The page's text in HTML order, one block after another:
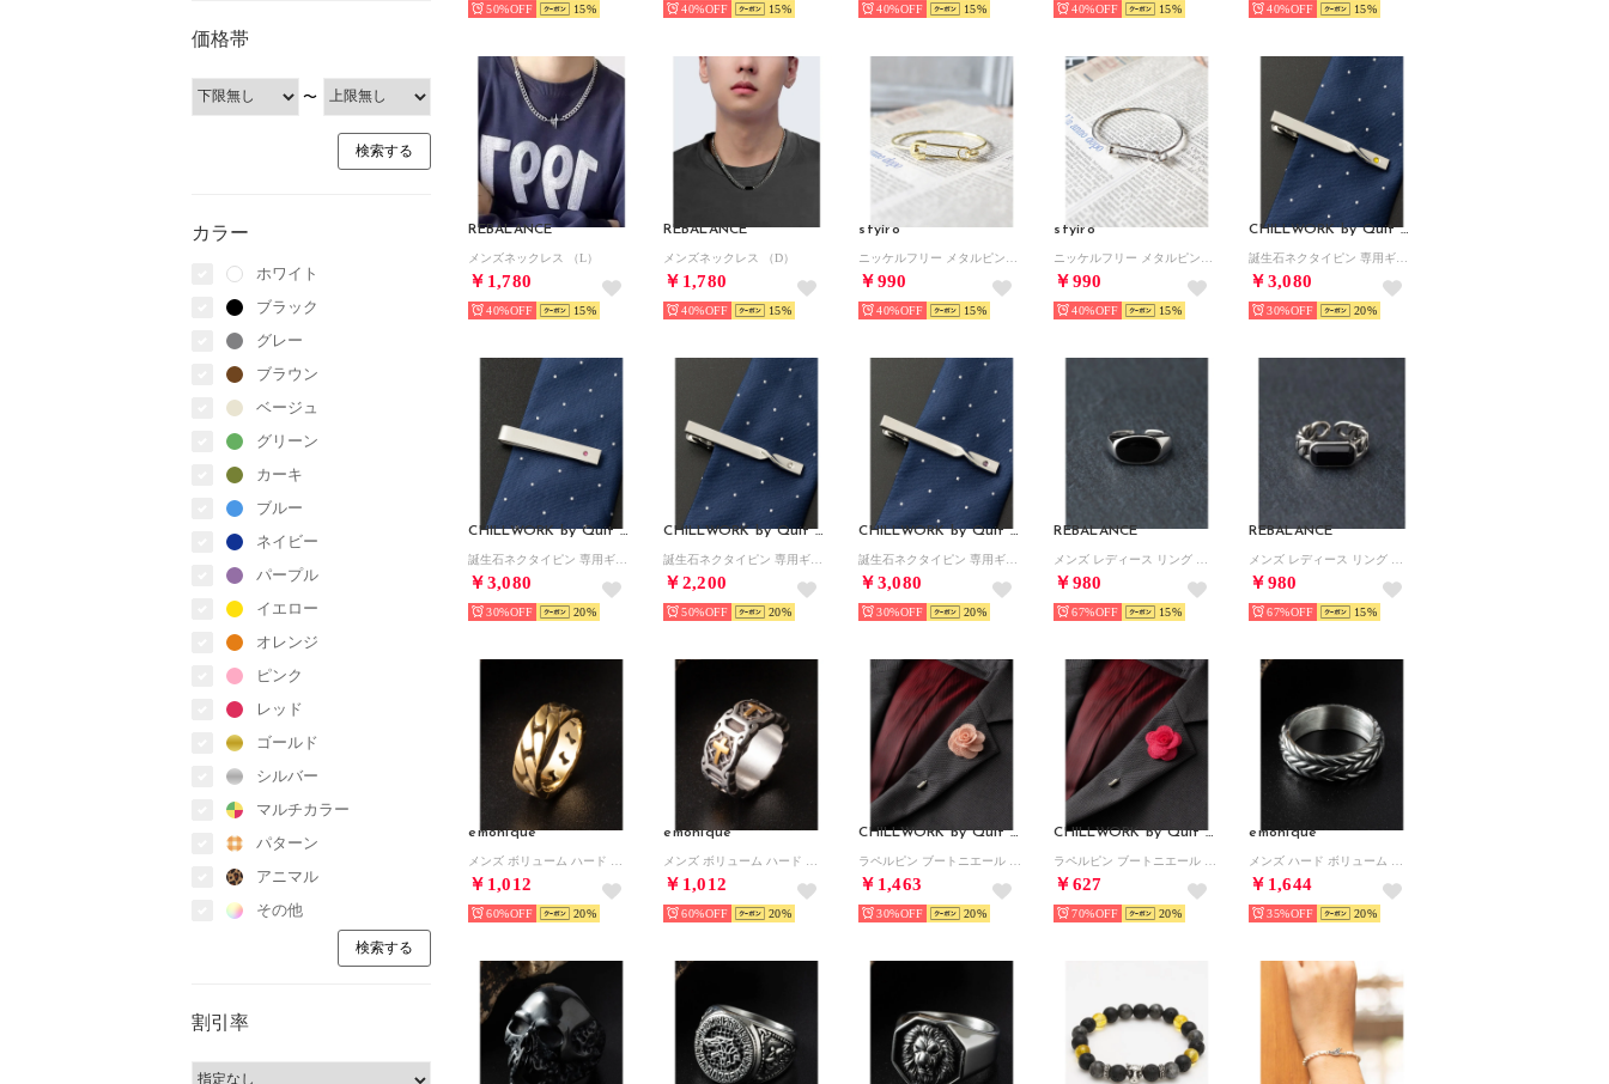
価格帯
〜
カラー
ホワイト
ブラック
グレー
ブラウン
ベージュ
グリーン
カーキ
ブルー
ネイビー
パープル
イエロー
オレンジ
ピンク
レッド
ゴールド
シルバー
マルチカラー
パターン
アニマル
その他
割引率
50% 15 40% 15 40% 15 40% 15 40% 15
REBALANCE
メンズネックレス （L）
￥1,780
40% 15
REBALANCE
メンズネックレス （D）
￥1,780
40% 15
styiro
￥990
40% 15
styiro
￥990
40% 15
CHILLWORK by Quit Running
￥3,080
30% 20
CHILLWORK by Quit Running
￥3,080
30% 20
CHILLWORK by Quit Running
￥2,200
50% 20
CHILLWORK by Quit Running
￥3,080
30% 20
REBALANCE
￥980
67% 15
REBALANCE
￥980
67% 15
emonique
￥1,012
60% 20
emonique
￥1,012
60% 20
CHILLWORK by Quit Running
￥1,463
30% 20
CHILLWORK by Quit Running
￥627
70% 20
emonique
￥1,644
35% 20